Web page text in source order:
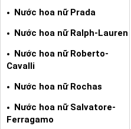
Nước hoa nữ Prada
Nước hoa nữ Ralph-Lauren
Nước hoa nữ Roberto-
Cavalli
Nước hoa nữ Rochas
Nước hoa nữ Salvatore-
Ferragamo